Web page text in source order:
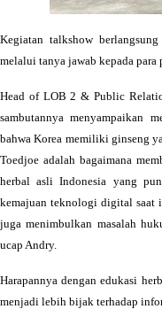
Kegiatan talkshow
melalui tanya jawab kepada para
Head of LOB 2 & Public
sambutannya menyampaikan
bahwa Korea memiliki ginseng
Toedjoe adalah bagaimana
herbal asli Indonesia yang
kemajuan teknologi digital saat
juga menimbulkan masalah
ucap Andry.
Harapannya dengan edukasi
menjadi lebih bijak terhadap